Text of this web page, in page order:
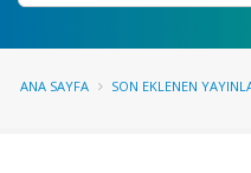
ANA SAYFA SON EKLENEN